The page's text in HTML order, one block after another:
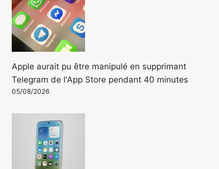
Apple aurait pu être manipulé en supprimant
Telegram de l'App Store pendant 40 minutes
05/08/2026